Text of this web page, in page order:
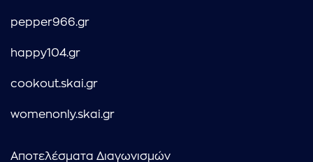
pepper966.gr
happy104.gr
cookout.skai.gr
womenonly.skai.gr
Αποτελέσματα Διαγωνισμών